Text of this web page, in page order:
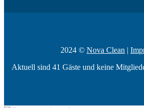
2024 © Nova Clean |
Aktuell sind 41 Gäste und keine